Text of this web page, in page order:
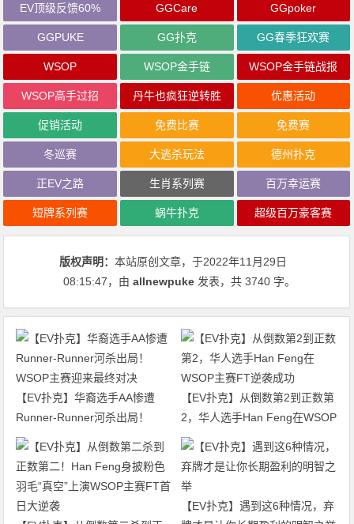
EV顶级反馈60% GGCare GGpoker
GGPUKE GG扑克 GG春季狂欢赛
WSOP WSOP金手链 WSOP金手链战报
WSOP高手过招 丹牛也疯狂逆转胜 优惠活动
促销活动 免费比赛 免费赛
冬巡赛 大逃杀玩法 德州扑克
正EV之路 生肖系列赛 百万幸运赛
短牌系列赛 蜗牛扑克 超级百万豪客赛
版权声明：本站原创文章，于2022年11月29日
08:15:47，由allnewpuke 发表，共 3740 字。
【EV扑克】华裔选手AA惨遭
Runner-Runner河杀出局！
WSOP主赛迎来最终对决
【EV扑克】从倒数第2到正数第
2，华人选手Han Feng在WSOP
主赛FT逆袭成功
【EV扑克】遇到这6种情况，弃